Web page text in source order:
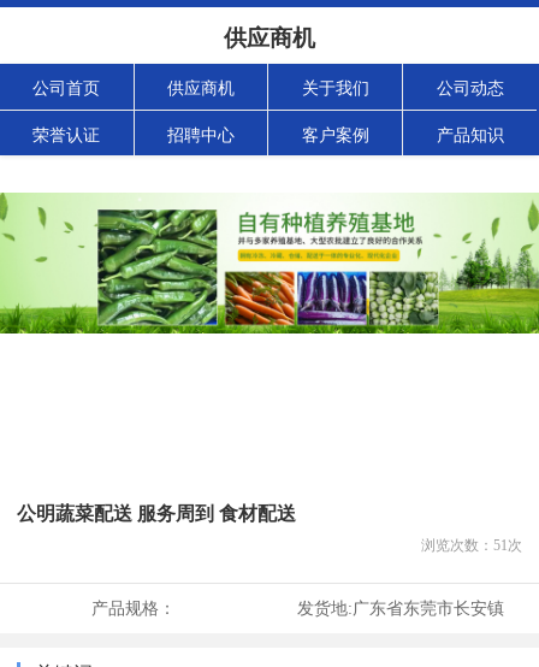
供应商机
公司首页 供应商机 关于我们 公司动态
荣誉认证 招聘中心 客户案例 产品知识
公明蔬菜配送 服务周到 食材配送
浏览次数： 51次
产品规格： 发货地:广东省东莞市长安镇